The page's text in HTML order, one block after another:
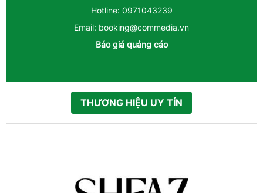
Hotline: 0971043239
Email: booking@commedia.vn
Báo giá quảng cáo
THƯƠNG HIỆU UY TÍN